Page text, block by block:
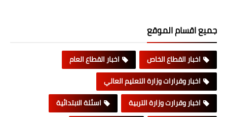
جميع اقسام الموقع
اخبار القطاع الخاص
اخبار القطاع العام
اخبار وقرارات وزارة التعليم العالي
اخبار وقرارت وزارة التربية
اسئلة الابتدائية